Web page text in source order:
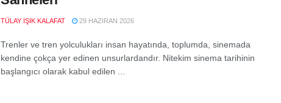
TÜLAY IŞIK KALAFAT 29 HAZIRAN 2026
Trenler ve tren yolculukları insan hayatında, toplumda, sinemada
kendine çokça yer edinen unsurlardandır. Nitekim sinema tarihinin
başlangıcı olarak kabul edilen ...